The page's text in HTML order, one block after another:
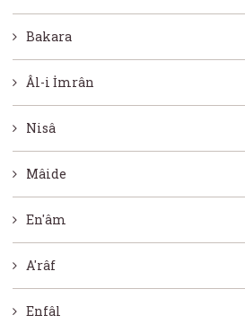
Bakara
Âl-i İmrân
Nisâ
Mâide
En'âm
A'râf
Enfâl